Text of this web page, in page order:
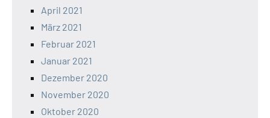
April 2021
März 2021
Februar 2021
Januar 2021
Dezember 2020
November 2020
Oktober 2020